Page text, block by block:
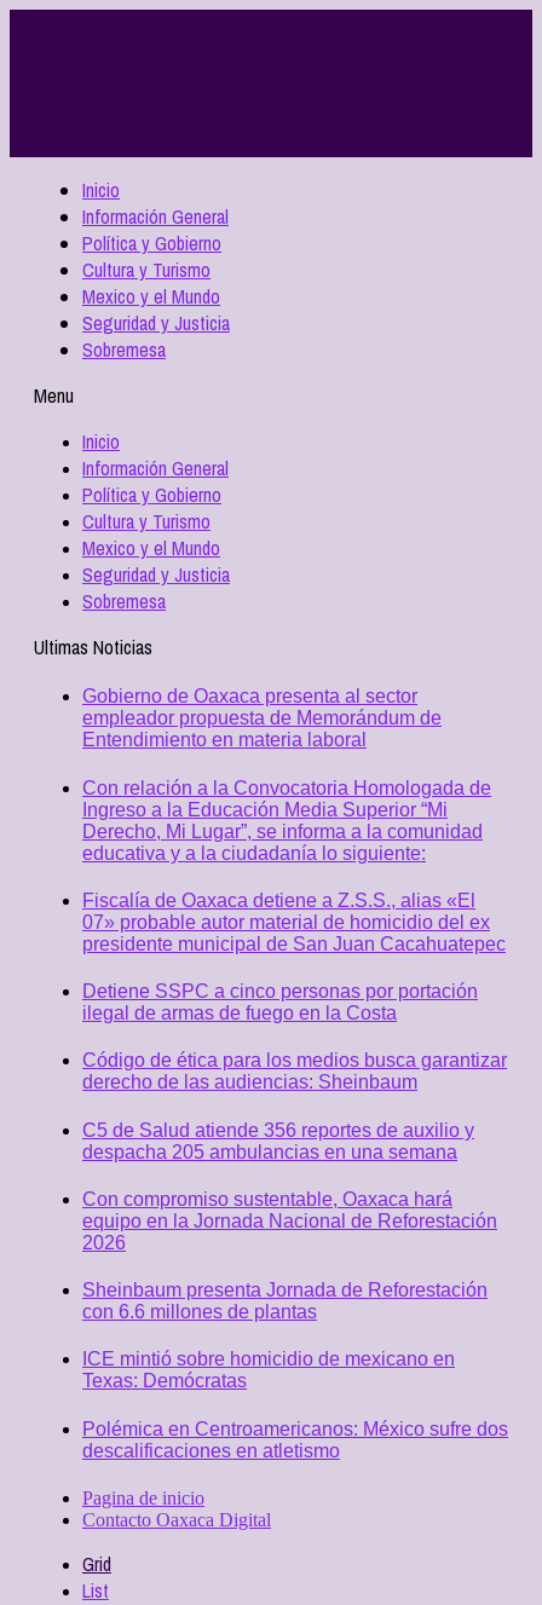
Inicio
Información General
Política y Gobierno
Cultura y Turismo
Mexico y el Mundo
Seguridad y Justicia
Sobremesa
Menu
Inicio
Información General
Política y Gobierno
Cultura y Turismo
Mexico y el Mundo
Seguridad y Justicia
Sobremesa
Ultimas Noticias
Gobierno de Oaxaca presenta al sector
empleador propuesta de Memorándum de
Entendimiento en materia laboral
Con relación a la Convocatoria Homologada de
Ingreso a la Educación Media Superior “Mi
Derecho, Mi Lugar”, se informa a la comunidad
educativa y a la ciudadanía lo siguiente:
Fiscalía de Oaxaca detiene a Z.S.S., alias «El
07» probable autor material de homicidio del ex
presidente municipal de San Juan Cacahuatepec
Detiene SSPC a cinco personas por portación
ilegal de armas de fuego en la Costa
Código de ética para los medios busca garantizar
derecho de las audiencias: Sheinbaum
C5 de Salud atiende 356 reportes de auxilio y
despacha 205 ambulancias en una semana
Con compromiso sustentable, Oaxaca hará
equipo en la Jornada Nacional de Reforestación
2026
Sheinbaum presenta Jornada de Reforestación
con 6.6 millones de plantas
ICE mintió sobre homicidio de mexicano en
Texas: Demócratas
Polémica en Centroamericanos: México sufre dos
descalificaciones en atletismo
Pagina de inicio
Contacto Oaxaca Digital
Grid
List